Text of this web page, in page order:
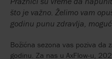
što je važno. Želimo vam
godinu punu zdravlja,
Božićna sezona vas poziva da
godinu. Za nas u AxFlow-u,